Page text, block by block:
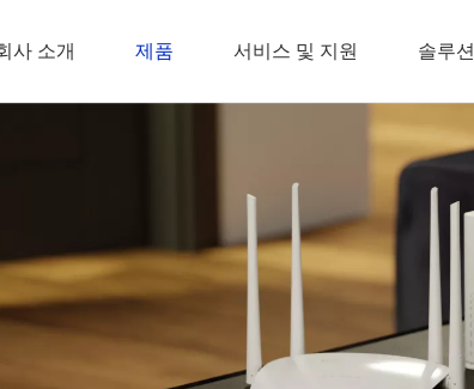
사 소개 제품 서비스 및 지원 솔루션